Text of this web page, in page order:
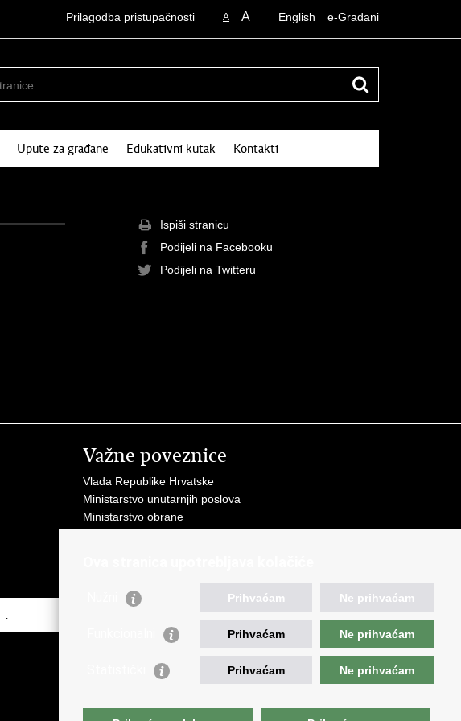
English e-Građani
A A
Prilagodba pristupačnosti
Upute za građane Edukativni kutak Kontakti
Ispiši stranicu
Podijeli na Facebooku
Podijeli na Twitteru
Važne poveznice
Vlada Republike Hrvatske
Ministarstvo unutarnjih poslova
Ministarstvo obrane
.
Prihvaćam Ne prihvaćam
Prihvaćam Ne prihvaćam
Prihvaćam Ne prihvaćam